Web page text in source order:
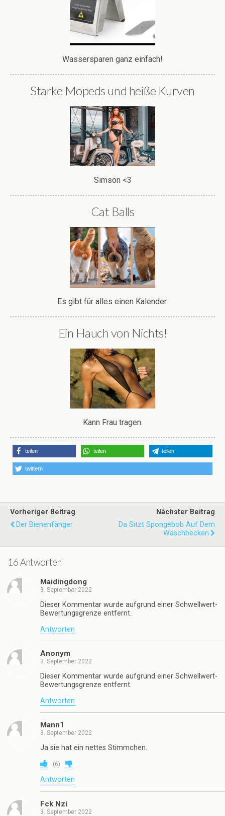
Wassersparen ganz einfach!
Starke Mopeds und heiße Kurven
Simson <3
Cat Balls
Es gibt für alles einen Kalender.
Ein Hauch von Nichts!
Kann Frau tragen.
teilen teilen teilen
twittern
Vorheriger Beitrag
Der Bienenfänger
Nächster Beitrag
Da Sitzt Spongebob Auf Dem
Waschbecken
16 Antworten
Maidingdong
3. September 2022
Dieser Kommentar wurde aufgrund einer Schwellwert-
Bewertungsgrenze entfernt.
Antworten
Anonym
3. September 2022
Dieser Kommentar wurde aufgrund einer Schwellwert-
Bewertungsgrenze entfernt.
Antworten
Mann1
3. September 2022
Ja sie hat ein nettes Stimmchen.
(6)
Antworten
Fck Nzi
3. September 2022